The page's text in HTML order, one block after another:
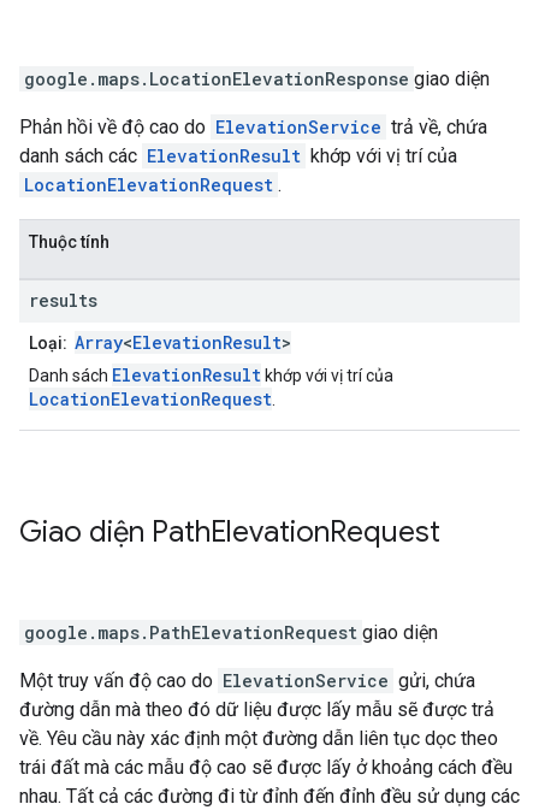
google.maps. LocationElevationResponse giao diện
Phản hồi về độ cao do ElevationService trả về, chứa
danh sách các ElevationResult khớp với vị trí của
LocationElevationRequest .
Thuộc tính
results
Loại: Array<ElevationResult>
Danh sách ElevationResult khớp với vị trí của
LocationElevationRequest.
Giao diện PathElevationRequest
google.maps. PathElevationRequest giao diện
Một truy vấn độ cao do ElevationService gửi, chứa
đường dẫn mà theo đó dữ liệu được lấy mẫu sẽ được trả
về. Yêu cầu này xác định một đường dẫn liên tục dọc theo
trái đất mà các mẫu độ cao sẽ được lấy ở khoảng cách đều
nhau. Tất cả các đường đi từ đỉnh đến đỉnh đều sử dụng các